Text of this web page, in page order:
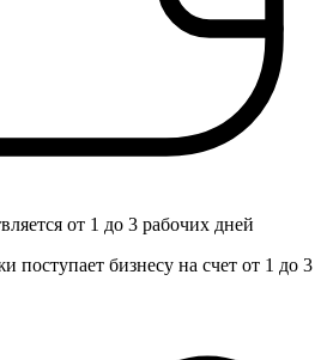
от 1 до 3 рабочих дней
поступает бизнесу на счет от 1 до 3